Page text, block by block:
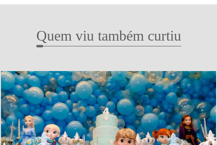
Quem viu também curtiu